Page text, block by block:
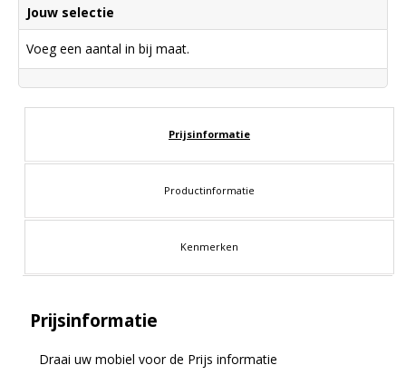
Jouw selectie
Voeg een aantal in bij maat.
Prijsinformatie
Productinformatie
Kenmerken
Prijsinformatie
Draai uw mobiel voor de Prijs informatie